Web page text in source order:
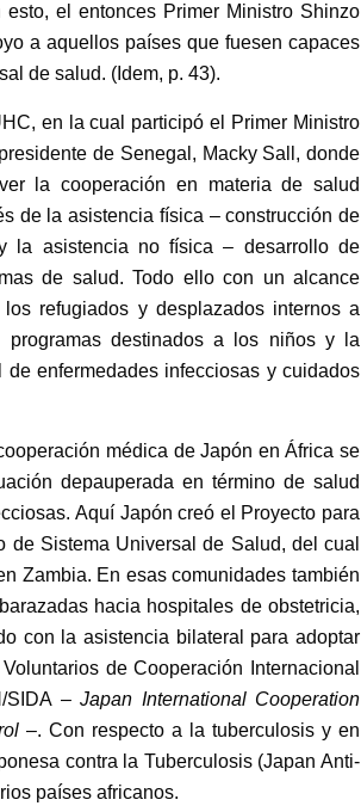
esto, el entonces Primer Ministro Shinzo
a aquellos países que fuesen capaces
de salud. (Idem, p. 43).
en la cual participó el Primer Ministro
de Senegal, Macky Sall, donde
la cooperación en materia de salud
de la asistencia física – construcción de
la asistencia no física – desarrollo de
de salud. Todo ello con un alcance
refugiados y desplazados internos a
programas destinados a los niños y la
enfermedades infecciosas y cuidados
médica de Japón en África se
depauperada en término de salud
Aquí Japón creó el Proyecto para
Sistema Universal de Salud, del cual
Zambia. En esas comunidades también
hacia hospitales de obstetricia,
con la asistencia bilateral para adoptar
de Cooperación Internacional
SIDA –Japan International Cooperation
–. Con respecto a la tuberculosis y en
contra la Tuberculosis (Japan Anti-
países africanos.